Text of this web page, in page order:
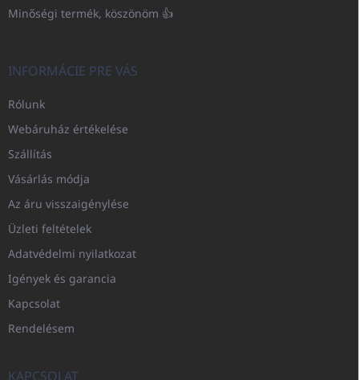
Minőségi termék, köszönöm 👍
INFORMÁCIE PRE VÁS
Rólunk
Webáruház értékelése
Szállítás
Vásárlás módja
Az áru visszaigénylése
Üzleti feltételek
Adatvédelmi nyilatkozat
Igények és garancia
Kapcsolat
Rendelésem
KAPCSOLAT